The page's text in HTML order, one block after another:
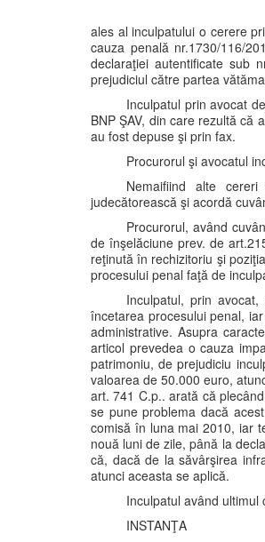
ales al inculpatului o cerere
cauza penală nr.1730/116/
declaraţiei autentificate sub
prejudiciul către partea
Inculpatul prin avocat
BNP ŞAV, din care rezultă că
au fost depuse şi prin fax.
Procurorul şi avocatul
Nemaifiind alte
judecătorească şi acordă
Procurorul, având
de înşelăciune prev. de
reţinută în rechizitoriu şi
procesului penal faţă de
Inculpatul, prin
încetarea procesului penal,
administrative. Asupra
articol prevedea o cauza
patrimoniu, de prejudiciu
valoarea de 50.000 euro,
art. 741 C.p.. arată că
se pune problema dacă
comisă în luna mai 2010, iar
nouă luni de zile, până la
că, dacă de la săvârşirea
atunci aceasta se aplică.
Inculpatul având ultimul
INSTANŢA